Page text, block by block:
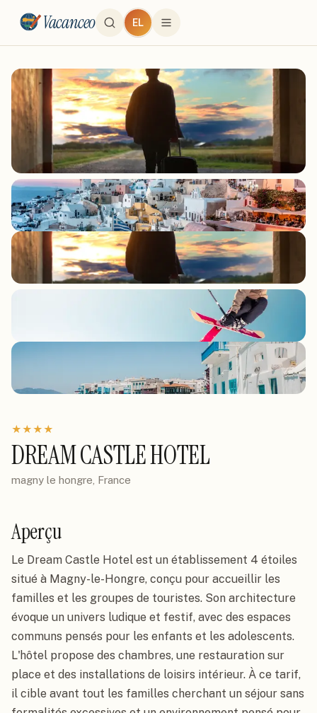
Vacanceo EL
★★★★
DREAM CASTLE HOTEL
magny le hongre, France
Aperçu
Le Dream Castle Hotel est un établissement 4 étoiles
situé à Magny-le-Hongre, conçu pour accueillir les
familles et les groupes de touristes. Son architecture
évoque un univers ludique et festif, avec des espaces
communs pensés pour les enfants et les adolescents.
L'hôtel propose des chambres, une restauration sur
place et des installations de loisirs intérieur. À ce tarif,
il cible avant tout les familles cherchant un séjour sans